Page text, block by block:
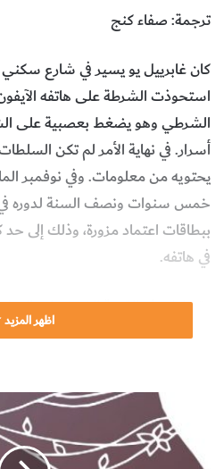
ترجمة: صفاء كنج
كان غابرييل يو يسير في شارع
استحوذت الشرطة على هاتفه
الشرطي وهو يضغط بعصبية على
أسرار. في نهاية الأمر لم تكن
يحتويه من معلومات. وفي نوفمبر
خمس سنوات ونصف السنة لدوره في
ببطاقات اعتماد مزورة، وذلك إلى
في هاتفه.
وتسلط هذه القصة الضوءَ على
على تطبيق القانون وأجهزة الأمن في
بحيث لا يستطيع سوى المستخدم
سري أو التعرف على بصمة
لحماية المعلومات الشخصية في
اظهر المزيد